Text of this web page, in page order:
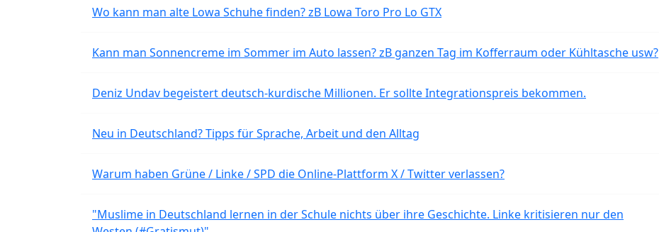
Wo kann man alte Lowa Schuhe finden? zB Lowa Toro Pro Lo GTX
Kann man Sonnencreme im Sommer im Auto lassen? zB ganzen Tag im Kofferraum oder Kühltasche usw?
Deniz Undav begeistert deutsch-kurdische Millionen. Er sollte Integrationspreis bekommen.
Neu in Deutschland? Tipps für Sprache, Arbeit und den Alltag
Warum haben Grüne / Linke / SPD die Online-Plattform X / Twitter verlassen?
"Muslime in Deutschland lernen in der Schule nichts über ihre Geschichte. Linke kritisieren nur den